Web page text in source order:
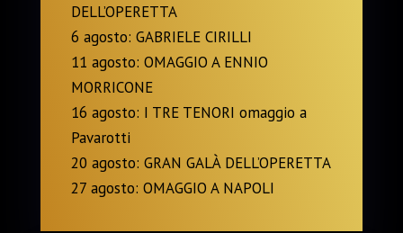
DELL’OPERETTA
6 agosto: GABRIELE CIRILLI
11 agosto: OMAGGIO A ENNIO
MORRICONE
16 agosto: I TRE TENORI omaggio a
Pavarotti
20 agosto: GRAN GALÀ DELL’OPERETTA
27 agosto: OMAGGIO A NAPOLI